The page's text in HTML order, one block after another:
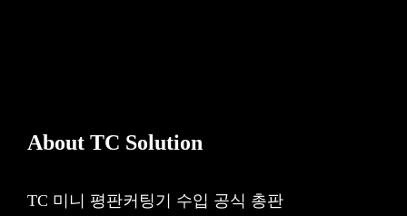
About TC Solution
TC 미니 평판커팅기 수입 공식 총판